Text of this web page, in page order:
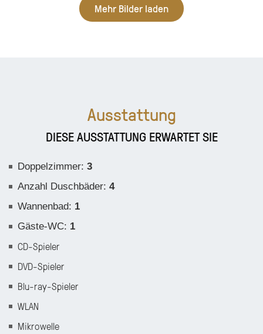
Mehr Bilder laden
Ausstattung
DIESE AUSSTATTUNG ERWARTET SIE
Doppelzimmer: 3
Anzahl Duschbäder: 4
Wannenbad: 1
Gäste-WC: 1
CD-Spieler
DVD-Spieler
Blu-ray-Spieler
WLAN
Mikrowelle